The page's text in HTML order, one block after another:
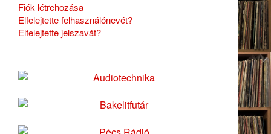
Fiók létrehozása
Elfelejtette felhasználónevét?
Elfelejtette jelszavát?